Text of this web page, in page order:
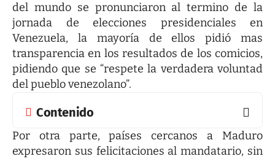
del mundo se pronunciaron al termino de la
jornada de elecciones presidenciales en
Venezuela, la mayoría de ellos pidió mas
transparencia en los resultados de los comicios,
pidiendo que se “respete la verdadera voluntad
del pueblo venezolano”.
Contenido
Por otra parte, países cercanos a Maduro
expresaron sus felicitaciones al mandatario, sin